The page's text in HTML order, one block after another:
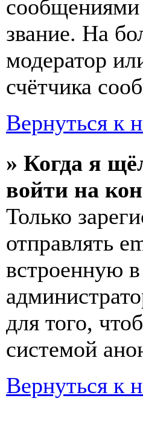
сообщениями
звание. На
модератор
счётчика
Вернуться к
» Когда я
войти на
Только
отправлять
встроенную
для того,
системой
Вернуться к